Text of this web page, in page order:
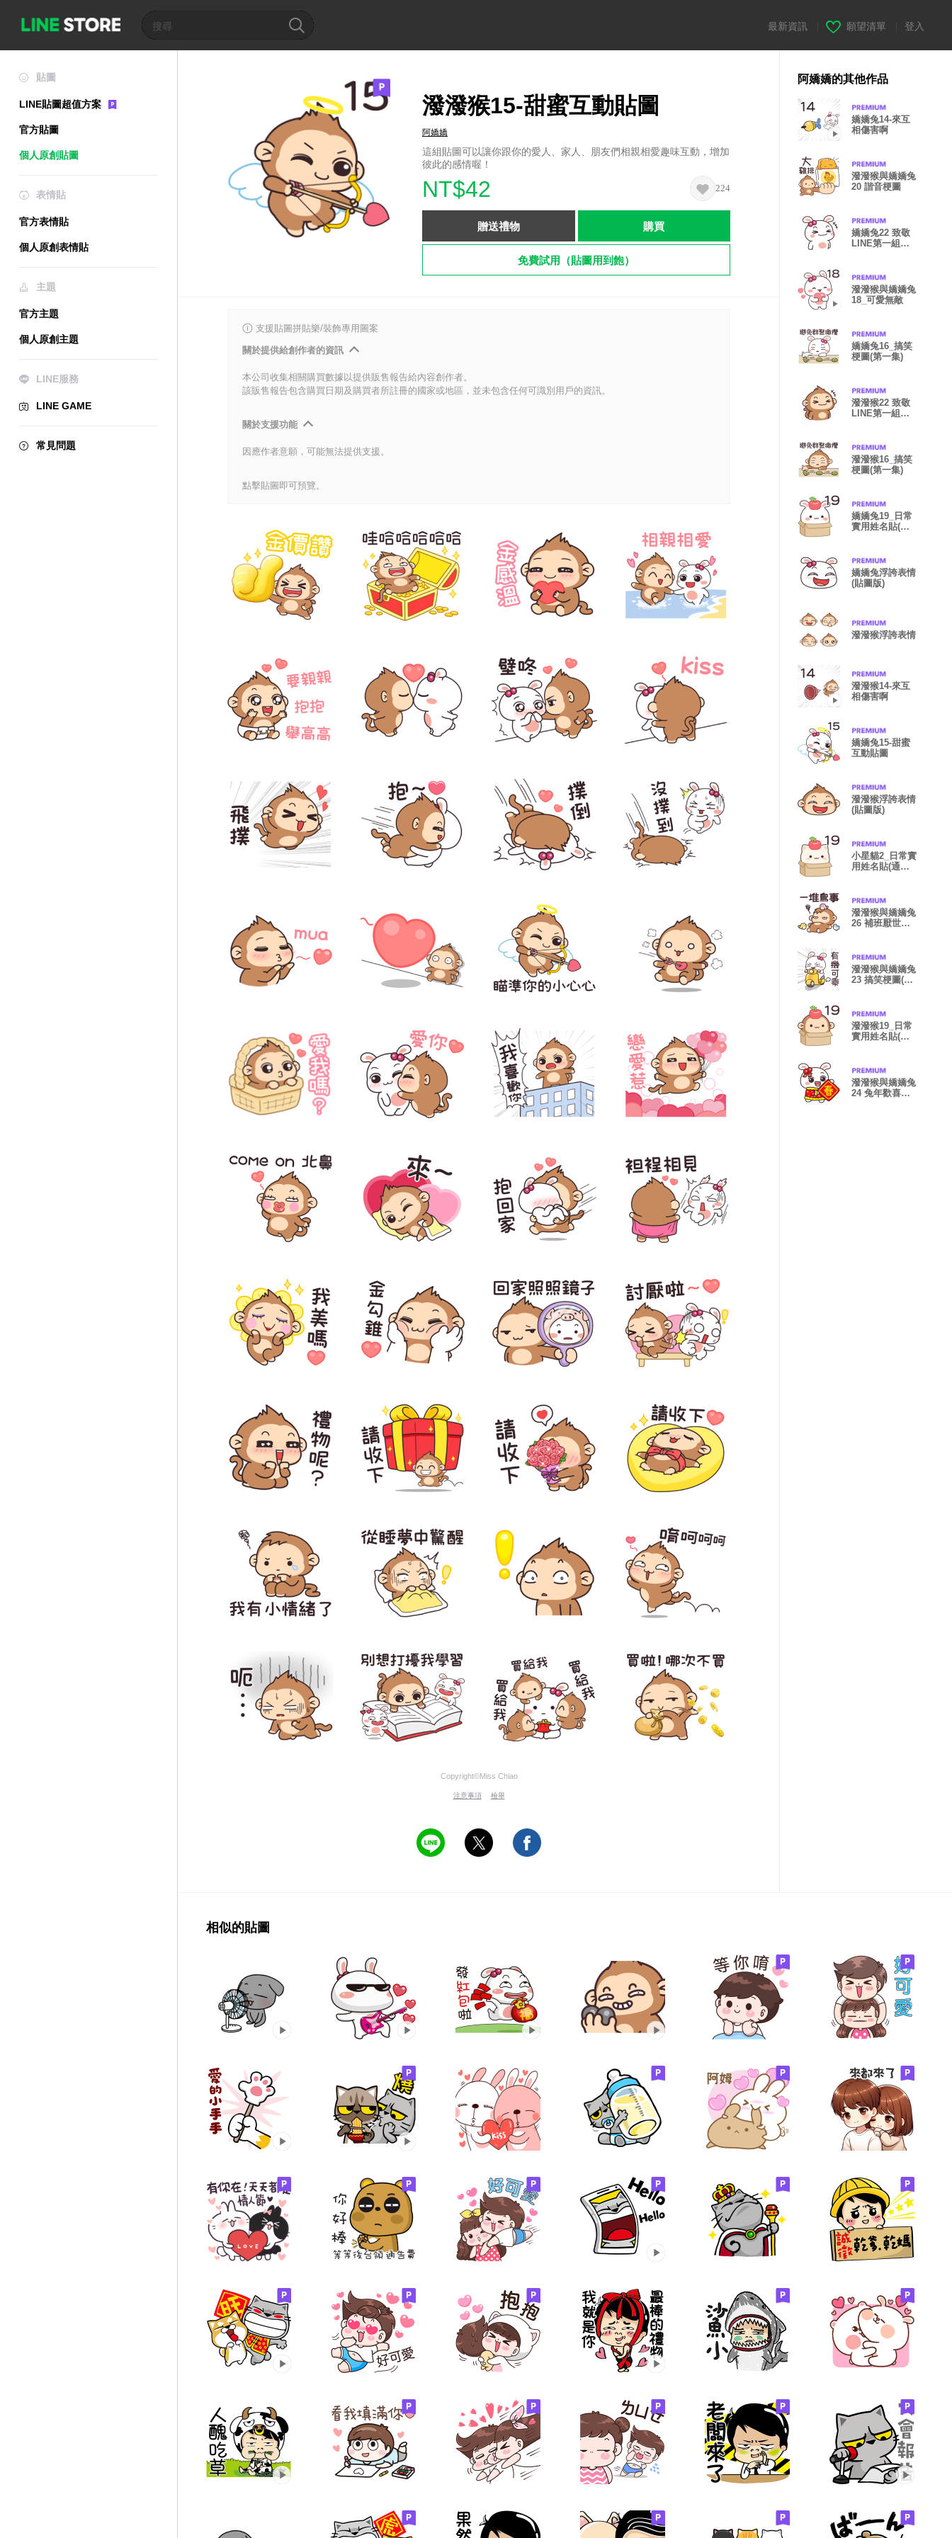
最新資訊 願望清單 登入
貼圖
LINE貼圖超值方案
官方貼圖
個人原創貼圖
表情貼
官方表情貼
個人原創表情貼
主題
官方主題
個人原創主題
LINE服務
LINE GAME
常見問題
潑潑猴15-甜蜜互動貼圖
阿嬌嬌
這組貼圖可以讓你跟你的愛人、家人、朋友們相親相愛趣味互動，增加
彼此的感情喔！
NT$42 224
贈送禮物 購買
免費試用（貼圖用到飽）
支援貼圖拼貼樂/裝飾專用圖案
關於提供給創作者的資訊
本公司收集相關購買數據以提供販售報告給內容創作者。
該販售報告包含購買日期及購買者所註冊的國家或地區，並未包含任何可識別用戶的資訊。
關於支援功能
因應作者意願，可能無法提供支援。
點擊貼圖即可預覽。
Copyright©Miss Chiao
注意事項 檢舉
阿嬌嬌的其他作品
嬌嬌兔14-來互
相傷害啊
潑潑猴與嬌嬌兔
20 諧音梗圖
嬌嬌兔22 致敬
LINE第一組貼
潑潑猴與嬌嬌兔
18_可愛無敵
嬌嬌兔16_搞笑
梗圖(第一集)
潑潑猴22 致敬
LINE第一組貼
潑潑猴16_搞笑
梗圖(第一集)
嬌嬌兔19_日常
實用姓名貼(通
嬌嬌兔浮誇表情
(貼圖版)
潑潑猴浮誇表情
潑潑猴14-來互
相傷害啊
嬌嬌兔15-甜蜜
互動貼圖
潑潑猴浮誇表情
(貼圖版)
小星貓2_日常實
用姓名貼(通用
潑潑猴與嬌嬌兔
26 補班厭世人
潑潑猴與嬌嬌兔
23 搞笑梗圖(第
潑潑猴19_日常
實用姓名貼(通
潑潑猴與嬌嬌兔
24 兔年歡喜鬧
相似的貼圖